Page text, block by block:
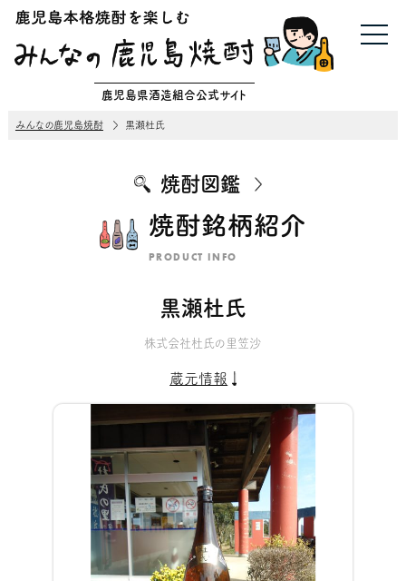
鹿児島県酒造組合公式サイト
みんなの鹿児島焼酎 黒瀬杜氏
焼酎図鑑
焼酎銘柄紹介
PRODUCT INFO
黒瀬杜氏
株式会社杜氏の里笠沙
蔵元情報